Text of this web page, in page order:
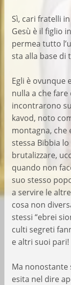
Sì, cari fratelli
Gesù è il figlio
permea tutto
sta alla base di
Egli è ovunque
nulla a che fare
incontrarono
kavod, noto
montagna, che
stessa Bibbia
brutalizzare,
quando non
suo stesso
a servire le
cosa non
stessi “ebrei
culti segreti
e altri suoi pari!
Ma nonostante
esita nel dire